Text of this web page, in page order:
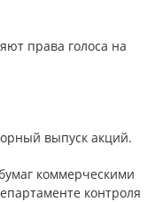
права голоса на
выпуск акций.
коммерческими
контроля